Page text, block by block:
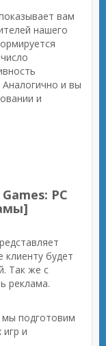
вам
нашего
Аналогично и вы
и
PC
клиенту будет
Так же с
реклама.
подготовим
и